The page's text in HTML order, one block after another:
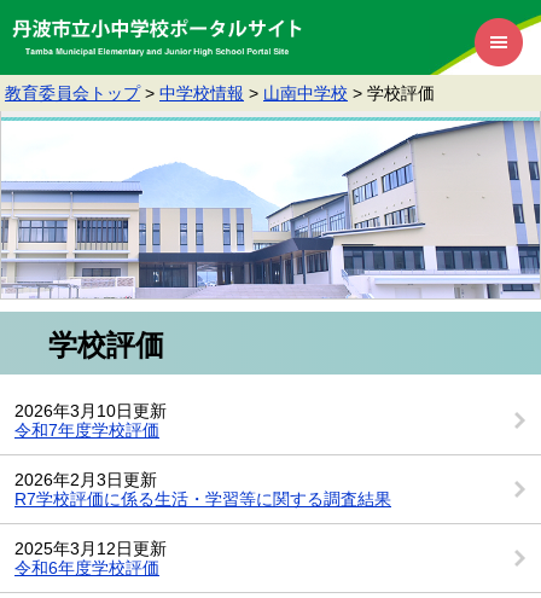
教育委員会トップ > 中学校情報 > 山南中学校 > 学校評価
学校評価
2026年3月10日更新
令和7年度学校評価
2026年2月3日更新
R7学校評価に係る生活・学習等に関する調査結果
2025年3月12日更新
令和6年度学校評価